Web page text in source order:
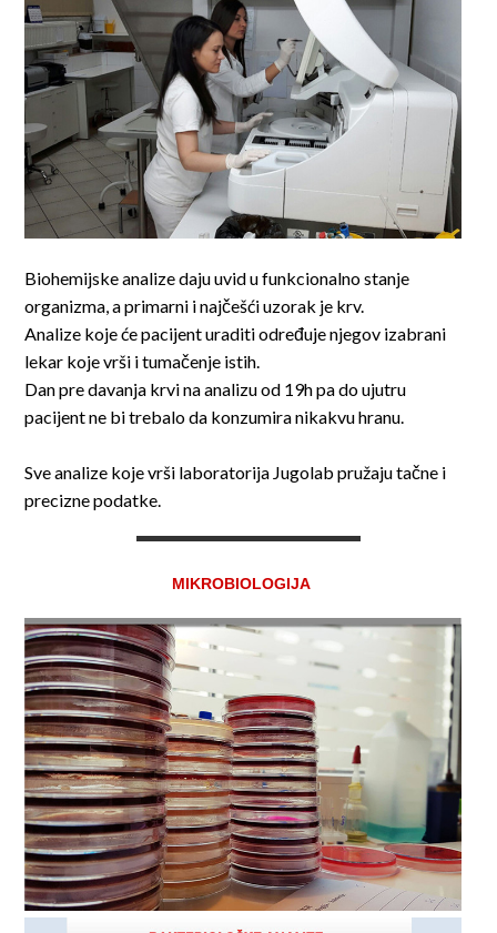
Biohemijske analize daju uvid u funkcionalno stanje
organizma, a primarni i najčešći uzorak je krv.
Analize koje će pacijent uraditi određuje njegov izabrani
lekar koje vrši i tumačenje istih.
Dan pre davanja krvi na analizu od 19h pa do ujutru
pacijent ne bi trebalo da konzumira nikakvu hranu.
Sve analize koje vrši laboratorija Jugolab pružaju tačne i
precizne podatke.
MIKROBIOLOGIJA